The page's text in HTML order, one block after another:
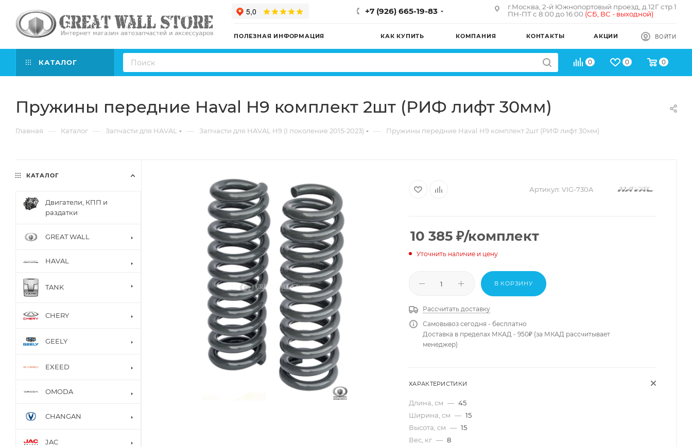
+7 (926) 665-19-83
г.Москва, 2-й Южнопортовый проезд, д.12Г стр.1
ПН-ПТ с 8:00 до 16:00 (СБ, ВС - выходной)
ПОЛЕЗНАЯ ИНФОРМАЦИЯ КАК КУПИТЬ КОМПАНИЯ КОНТАКТЫ АКЦИИ ВОЙТИ
КАТАЛОГ 0 0 0
Пружины передние Haval H9 комплект 2шт (РИФ лифт 30мм)
Главная — Каталог — Запчасти для HAVAL — Запчасти для HAVAL H9 (I поколение 2015-2023) — Пружины передние Haval H9 комплект 2шт (РИФ лифт 30мм)
Артикул: VIG-730A
10 385 ₽/комплект
Уточнить наличие и цену
В КОРЗИНУ
Рассчитать доставку
Самовывоз сегодня - бесплатно
Доставка в пределах МКАД - 950₽ (за МКАД рассчитывает
менеджер)
ХАРАКТЕРИСТИКИ
Длина, см — 45
Ширина, см — 15
Высота, см — 15
Вес, кг — 8
КАТАЛОГ
Двигатели, КПП и
раздатки
GREAT WALL
HAVAL
TANK
CHERY
GEELY
EXEED
OMODA
CHANGAN
JAC